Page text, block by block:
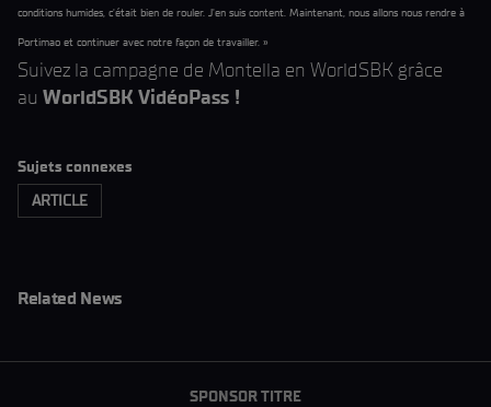
conditions humides, c'était bien de rouler. J'en suis content. Maintenant, nous allons nous rendre à
Portimao et continuer avec notre façon de travailler. »
Suivez la campagne de Montella en WorldSBK grâce
au WorldSBK VidéoPass !
Sujets connexes
ARTICLE
Related News
SPONSOR TITRE